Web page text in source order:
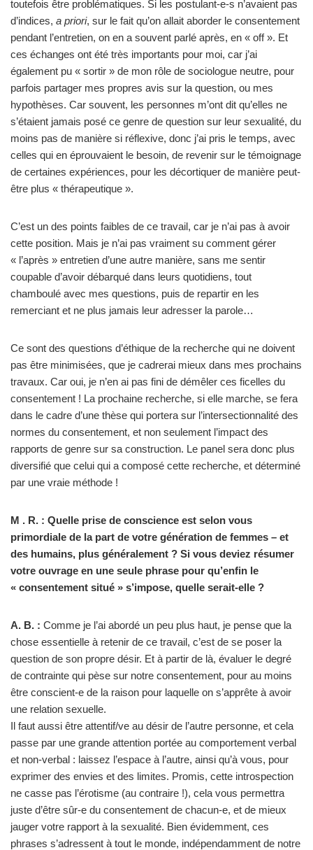
toutefois être problématiques. Si les postulant-e-s n’avaient pas
d’indices, a priori, sur le fait qu’on allait aborder le consentement
pendant l’entretien, on en a souvent parlé après, en « off ». Et
ces échanges ont été très importants pour moi, car j’ai
également pu « sortir » de mon rôle de sociologue neutre, pour
parfois partager mes propres avis sur la question, ou mes
hypothèses. Car souvent, les personnes m’ont dit qu’elles ne
s’étaient jamais posé ce genre de question sur leur sexualité, du
moins pas de manière si réflexive, donc j’ai pris le temps, avec
celles qui en éprouvaient le besoin, de revenir sur le témoignage
de certaines expériences, pour les décortiquer de manière peut-
être plus « thérapeutique ».
C’est un des points faibles de ce travail, car je n’ai pas à avoir
cette position. Mais je n’ai pas vraiment su comment gérer
« l’après » entretien d’une autre manière, sans me sentir
coupable d’avoir débarqué dans leurs quotidiens, tout
chamboulé avec mes questions, puis de repartir en les
remerciant et ne plus jamais leur adresser la parole…
Ce sont des questions d’éthique de la recherche qui ne doivent
pas être minimisées, que je cadrerai mieux dans mes prochains
travaux. Car oui, je n’en ai pas fini de démêler ces ficelles du
consentement ! La prochaine recherche, si elle marche, se fera
dans le cadre d’une thèse qui portera sur l’intersectionnalité des
normes du consentement, et non seulement l’impact des
rapports de genre sur sa construction. Le panel sera donc plus
diversifié que celui qui a composé cette recherche, et déterminé
par une vraie méthode !
M . R. : Quelle prise de conscience est selon vous
primordiale de la part de votre génération de femmes – et
des humains, plus généralement ? Si vous deviez résumer
votre ouvrage en une seule phrase pour qu’enfin le
« consentement situé » s’impose, quelle serait-elle ?
A. B. : Comme je l’ai abordé un peu plus haut, je pense que la
chose essentielle à retenir de ce travail, c’est de se poser la
question de son propre désir. Et à partir de là, évaluer le degré
de contrainte qui pèse sur notre consentement, pour au moins
être conscient-e de la raison pour laquelle on s’apprête à avoir
une relation sexuelle.
Il faut aussi être attentif/ve au désir de l’autre personne, et cela
passe par une grande attention portée au comportement verbal
et non-verbal : laissez l’espace à l’autre, ainsi qu’à vous, pour
exprimer des envies et des limites. Promis, cette introspection
ne casse pas l’érotisme (au contraire !), cela vous permettra
juste d’être sûr-e du consentement de chacun-e, et de mieux
jauger votre rapport à la sexualité. Bien évidemment, ces
phrases s’adressent à tout le monde, indépendamment de notre